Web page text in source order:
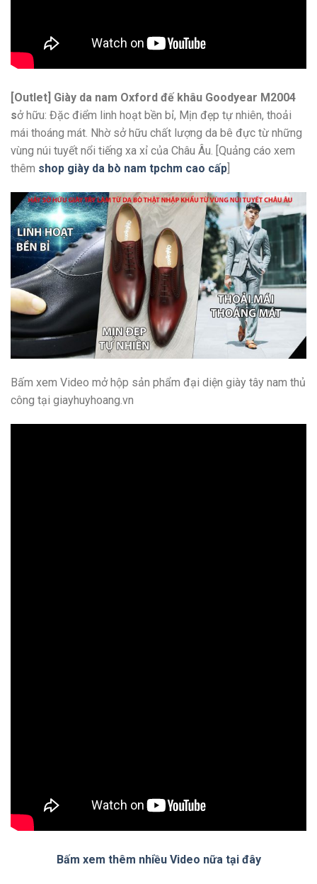
[Outlet] Giày da nam Oxford đế khâu Goodyear M2004
sở hữu: Đặc điểm linh hoạt bền bỉ, Mịn đẹp tự nhiên, thoải
mái thoáng mát. Nhờ sở hữu chất lượng da bê đực từ những
vùng núi tuyết nổi tiếng xa xỉ của Châu Âu. [Quảng cáo xem
thêm shop giày da bò nam tpchm cao cấp
Bấm xem Video mở hộp sản phẩm đại diện giày tây nam thủ
công tại giayhuyhoang.vn
Bấm xem thêm nhiều Video nữa tại đây